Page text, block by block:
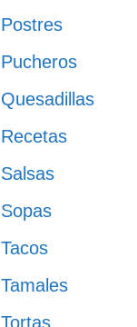
Postres
Pucheros
Quesadillas
Recetas
Salsas
Sopas
Tacos
Tamales
Tortas